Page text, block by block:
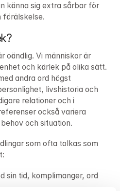
känna sig extra sårbar för
förälskelse.
oändlig. Vi människor är
och kärlek på olika sätt.
andra ord högst
livshistoria och
relationer och i
också variera
och situation.
som ofta tolkas som
sin tid, komplimanger, ord